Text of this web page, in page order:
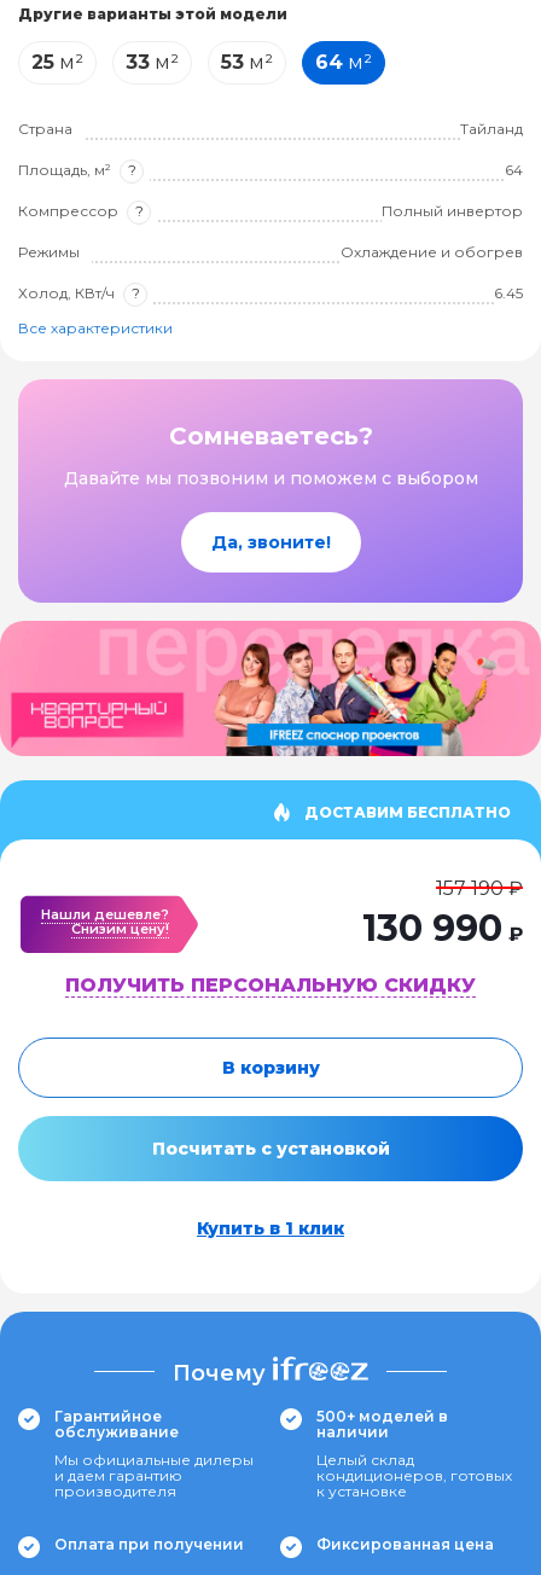
Другие варианты этой модели
25 м² 33 м² 53 м² 64 м²
Страна Тайланд
Площадь, м² ? 64
Компрессор ? Полный инвертор
Режимы Охлаждение и обогрев
Холод, КВт/ч ?
6.45
Все характеристики
Сомневаетесь?
Давайте мы позвоним и поможем с выбором
Да, звоните!
ДОСТАВИМ БЕСПЛАТНО
Нашли дешевле?
Cнизим цену!
157 190 ₽
130 990 ₽
ПОЛУЧИТЬ ПЕРСОНАЛЬНУЮ СКИДКУ
В корзину
Посчитать с установкой
Купить в 1 клик
Почему
Гарантийное
обслуживание
Мы официальные дилеры
и даем гарантию
производителя
500+ моделей в
наличии
Целый склад
кондиционеров, готовых
к установке
Оплата при получении Фиксированная цена